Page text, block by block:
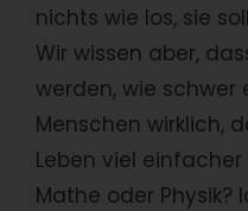
nichts wie los, sie
Wir wissen aber,
werden, wie schwer
Menschen wirklich,
Leben viel
Mathe oder Physik?